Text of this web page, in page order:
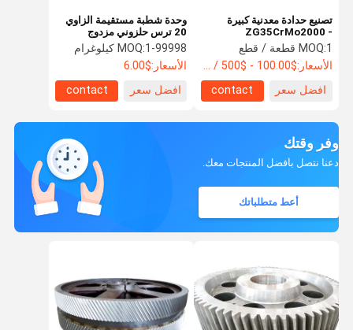
وحدة شطبة مستقيمة الزاوي
20 ترس حلزوني مزدوج
الحلقي الصلب
MOQ:1-99998 كيلوغرام
الأسعار:$6.00
افضل سعر
contact
تصنيع حدادة معدنية كبيرة
ZG35CrMo2000 -
8000mm فولاذ حلزوني كبير
MOQ:1 قطعة / قطع
الأسعار:$100.00 - $500 / Piece
افضل سعر
contact
وفر وقتك
دعنا نتصل بأفضل المنتجات معك.
أعط متطلباتك